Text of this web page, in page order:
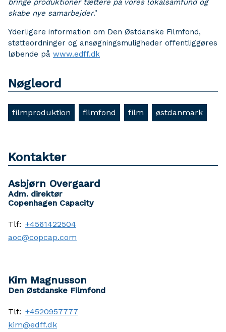
bringe produktioner tættere på vores lokalsamfund og
skabe nye samarbejder."
Yderligere information om Den Østdanske Filmfond,
støtteordninger og ansøgningsmuligheder offentliggøres
løbende på www.edff.dk
Nøgleord
filmproduktion filmfond film østdanmark
Kontakter
Asbjørn Overgaard
Adm. direktør
Copenhagen Capacity
Tlf: +4561422504
aoc@copcap.com
Kim Magnusson
Den Østdanske Filmfond
Tlf: +4520957777
kim@edff.dk